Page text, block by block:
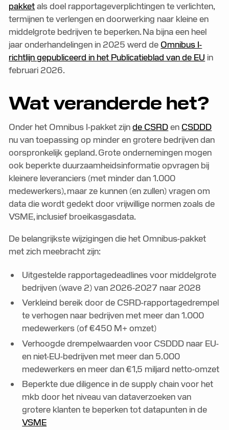
pakketals doel rapportageverplichtingen te verlichten,
termijnen te verlengen en doorwerking naar kleine en
middelgrote bedrijven te beperken. Na bijna een heel
jaar onderhandelingen in 2025 werd de Omnibus I-
richtlijn gepubliceerd in het Publicatieblad van de EU in
februari 2026.
Wat veranderde het?
Onder het Omnibus I-pakket zijnde CSRDen CSDDD
nu van toepassing op minder en grotere bedrijven dan
oorspronkelijk gepland. Grote ondernemingen mogen
ook beperkte duurzaamheidsinformatie opvragen bij
kleinere leveranciers (met minder dan 1.000
medewerkers), maar ze kunnen (en zullen) vragen om
data die wordt gedekt door vrijwillige normen zoals de
VSME, inclusief broeikasgasdata.
De belangrijkste wijzigingen die het Omnibus-pakket
met zich meebracht zijn:
Uitgestelde rapportagedeadlines voor middelgrote
bedrijven (wave 2) van 2026-2027 naar 2028
Verkleind bereik door de CSRD-rapportagedrempel
te verhogen naar bedrijven met meer dan 1.000
medewerkers (of €450 M+ omzet)
Verhoogde drempelwaarden voor CSDDD naar EU-
en niet-EU-bedrijven met meer dan 5.000
medewerkers en meer dan €1,5 miljard netto-omzet
Beperkte due diligence in de supply chain voor het
mkb door het niveau van dataverzoeken van
grotere klanten te beperken tot datapunten in de
VSME